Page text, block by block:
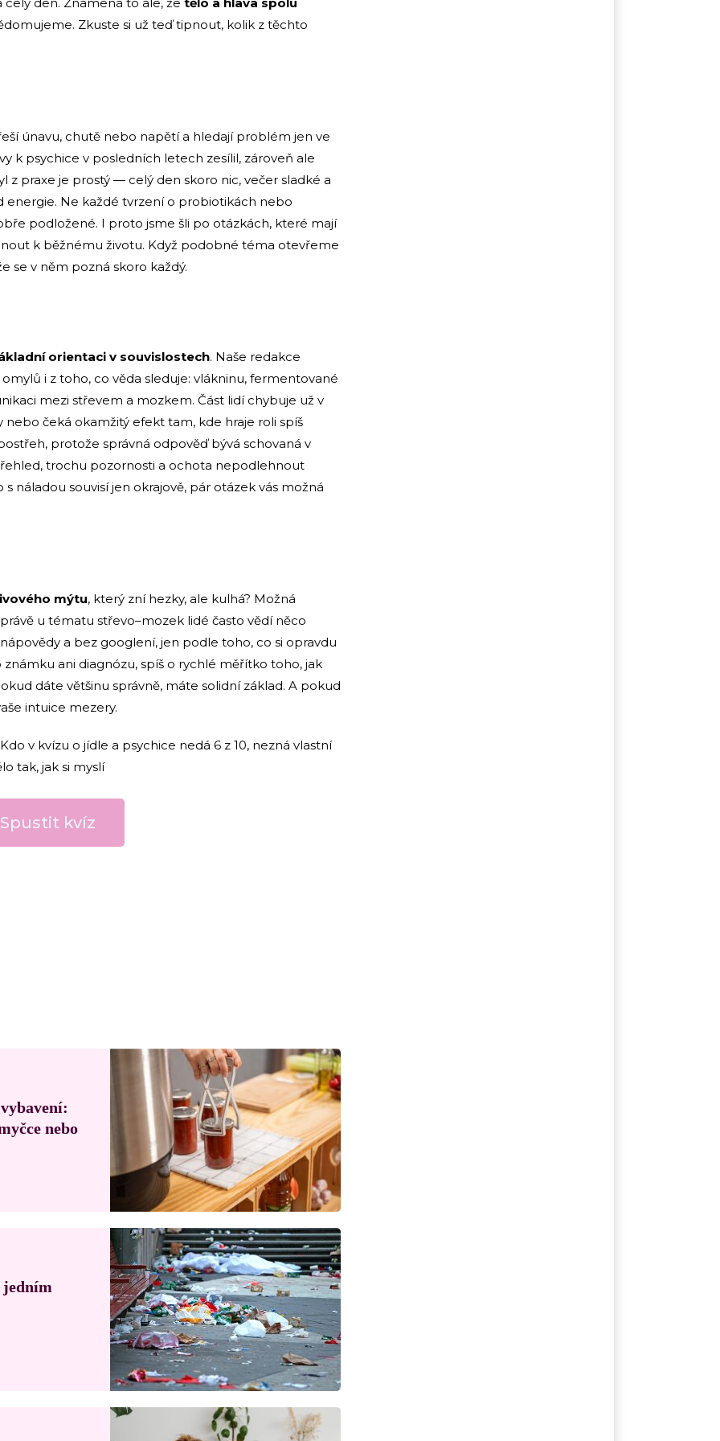
Zkuste si už teď tipnout, kolik z těchto
únavu, chutě nebo napětí a hledají problém jen ve
k psychice v posledních letech zesílil, zároveň ale
z praxe je prostý — celý den skoro nic, večer sladké a
Ne každé tvrzení o probiotikách nebo
podložené. I proto jsme šli po otázkách, které mají
k běžnému životu. Když podobné téma otevřeme
se v něm pozná skoro každý.
orientaci v souvislostech. Naše redakce
i z toho, co věda sleduje: vlákninu, fermentované
mezi střevem a mozkem. Část lidí chybuje už v
čeká okamžitý efekt tam, kde hraje roli spíš
protože správná odpověď bývá schovaná v
trochu pozornosti a ochota nepodlehnout
náladou souvisí jen okrajově, pár otázek vás možná
mýtu, který zní hezky, ale kulhá? Možná
u tématu střevo–mozek lidé často vědí něco
a bez googlení, jen podle toho, co si opravdu
ani diagnózu, spíš o rychlé měřítko toho, jak
dáte většinu správně, máte solidní základ. A pokud
intuice mezery.
v kvízu o jídle a psychice nedá 6 z 10, nezná vlastní
tak, jak si myslí
Spustit kvíz
nebo